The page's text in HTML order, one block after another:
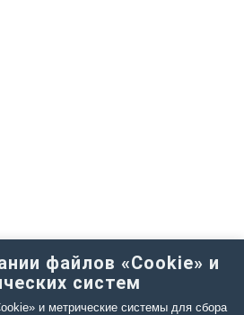
файлов «Cookie» и
систем
и метрические системы для сбора